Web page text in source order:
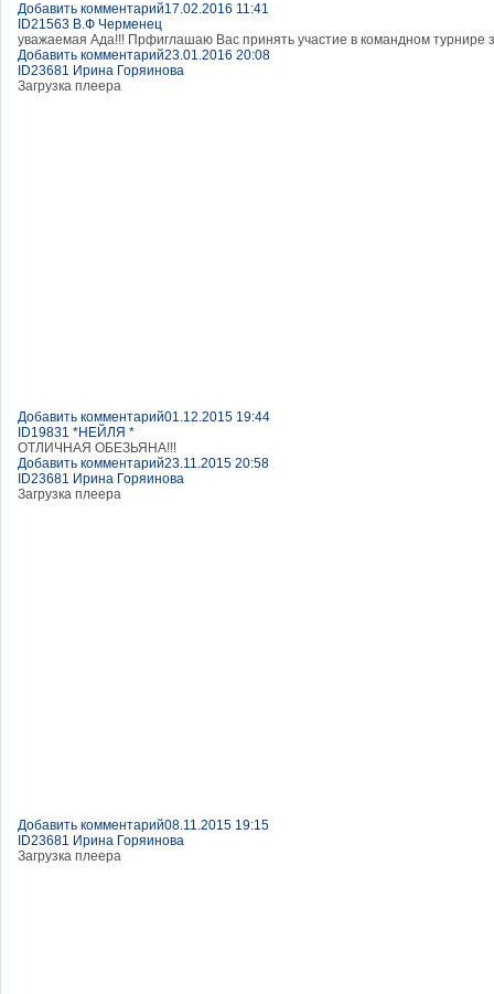
Добавить комментарий17.02.2016 11:41
ID21563 В.Ф Черменец
уважаемая Ада!!! Прфиглашаю Вас принять участие в командном
Добавить комментарий23.01.2016 20:08
ID23681 Ирина Горяинова
Загрузка плеера
Добавить комментарий01.12.2015 19:44
ID19831 *НЕЙЛЯ *
ОТЛИЧНАЯ ОБЕЗЬЯНА!!!
Добавить комментарий23.11.2015 20:58
ID23681 Ирина Горяинова
Загрузка плеера
Добавить комментарий08.11.2015 19:15
ID23681 Ирина Горяинова
Загрузка плеера